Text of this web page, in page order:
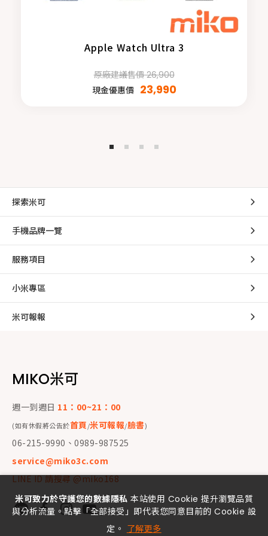
Apple Watch Ultra 3
原廠建議售價 26,900
現金優惠價 23,990
探索米可
手機品牌一覽
服務項目
小米專區
米可報報
MIKO米可
週一到週日 11：00~21：00
(如有休假將公告於首頁/米可報報/臉書)
06-215-9990、0989-987525
service@miko3c.com
LINE ID 請搜尋 @miko168
米可致力於守護您的數據隱私 本站使用 Cookie 提升瀏覽品質
與分析流量。點擊「全部接受」即代表您同意目前的 Cookie 設
定。 了解更多